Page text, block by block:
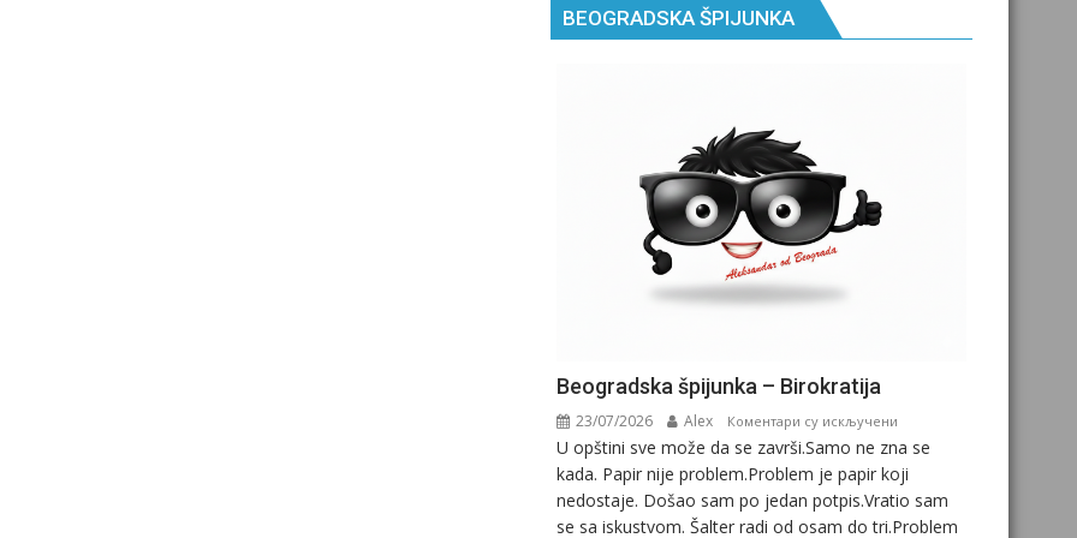
BEOGRADSKA ŠPIJUNKA
Beogradska špijunka – Birokratija
23/07/2026 Alex Коментари су искључени
Beogradska
špijunka
–
Birokratija
U opštini sve može da se završi.Samo ne zna se
kada. Papir nije problem.Problem je papir koji
nedostaje. Došao sam po jedan potpis.Vratio sam
se sa iskustvom. Šalter radi od osam do tri.Problem